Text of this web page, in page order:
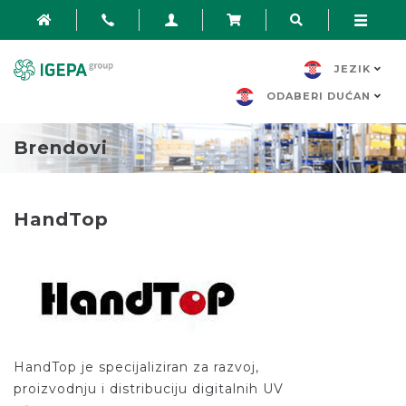
JEZIK
ODABERI DUĆAN
Brendovi
HandTop
HandTop je specijaliziran za razvoj,
proizvodnju i distribuciju digitalnih UV